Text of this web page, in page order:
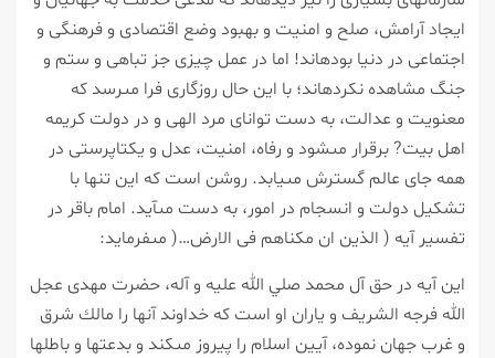
ايجاد آرامش، صلح و امنيت و بهبود وضع اقتصادى و فرهنگى و
اجتماعى در دنيا بوده‏اند! اما در عمل چيزى جز تباهى و ستم و
جنگ مشاهده نكرده‏اند؛ با اين حال روزگارى فرا مى‏رسد كه
معنويت و عدالت، به دست تواناى مرد الهى و در دولت كريمه
اهل بيت? برقرار مى‏شود و رفاه، امنيت، عدل و يكتاپرستى در
همه جاى عالم گسترش مى‏يابد. روشن است كه اين تنها با
تشكيل دولت و انسجام در امور، به دست مى‏آيد. امام باقر در
تفسير آيه ( الذين ان مكناهم فى الارض…( مى‏فرمايد:
اين آيه در حق آل محمد صلي الله عليه و آله، حضرت مهدى عجل
الله فرجه الشريف و ياران او است كه خداوند آنها را مالك شرق
و غرب جهان نموده، آيين اسلام را پيروز مى‏كند و بدعت‏ها و باطل‏ها